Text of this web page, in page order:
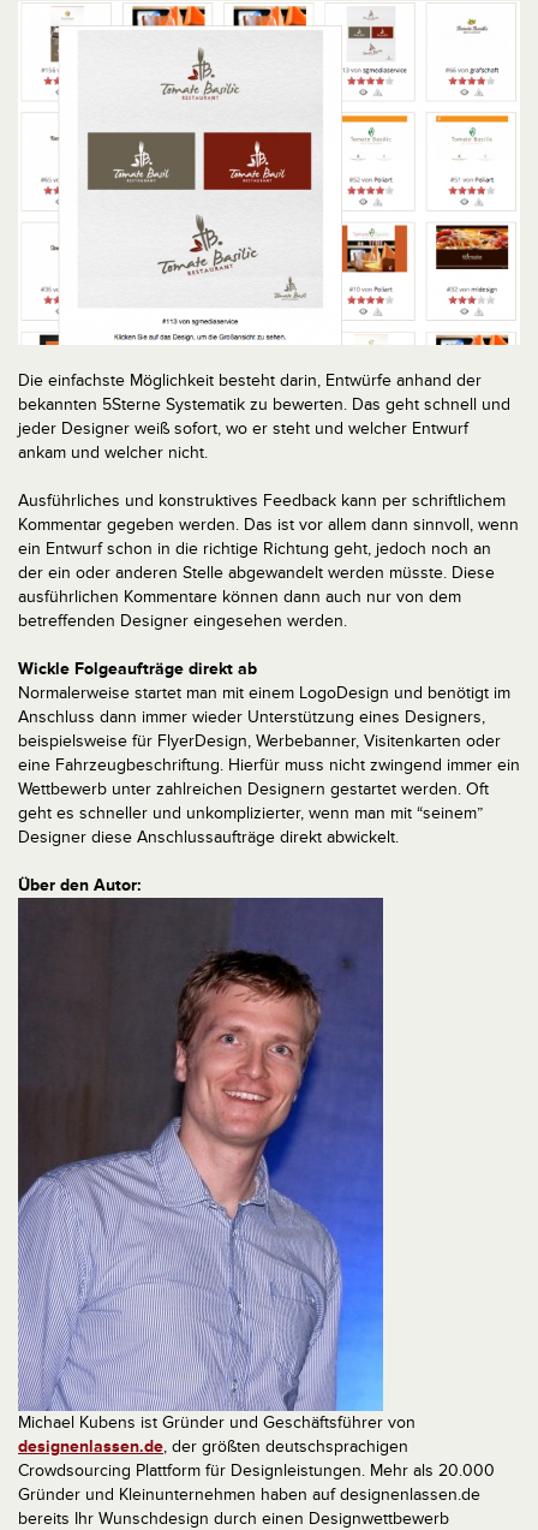
Die einfachste Möglichkeit besteht darin, Entwürfe anhand der
bekannten 5­Sterne Systematik zu bewerten. Das geht schnell und
jeder Designer weiß sofort, wo er steht und welcher Entwurf
ankam und welcher nicht.
Ausführliches und konstruktives Feedback kann per schriftlichem
Kommentar gegeben werden. Das ist vor allem dann sinnvoll, wenn
ein Entwurf schon in die richtige Richtung geht, jedoch noch an
der ein oder anderen Stelle abgewandelt werden müsste. Diese
ausführlichen Kommentare können dann auch nur von dem
betreffenden Designer eingesehen werden.
Wickle Folgeaufträge direkt ab
Normalerweise startet man mit einem Logo­Design und benötigt im
Anschluss dann immer wieder Unterstützung eines Designers,
beispielsweise für Flyer­Design, Werbebanner, Visitenkarten oder
eine Fahrzeugbeschriftung. Hierfür muss nicht zwingend immer ein
Wettbewerb unter zahlreichen Designern gestartet werden. Oft
geht es schneller und unkomplizierter, wenn man mit “seinem”
Designer diese Anschlussaufträge direkt abwickelt.
Über den Autor:
Michael Kubens ist Gründer und Geschäftsführer von
designenlassen.de, der größten deutschsprachigen
Crowdsourcing ­Plattform für Designleistungen. Mehr als 20.000
Gründer und Kleinunternehmen haben auf designenlassen.de
bereits Ihr Wunschdesign durch einen Designwettbewerb